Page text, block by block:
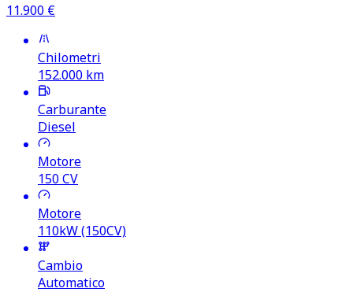
11.900 €
Chilometri
152.000 km
Carburante
Diesel
Motore
150CV
Motore
110kW (150CV)
Cambio
Automatico